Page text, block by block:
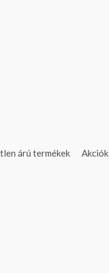
árú termékek Akciók